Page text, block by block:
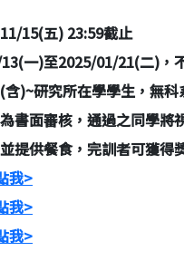
15(五) 23:59截止
一)至2025/01/21(二)，
)~研究所在學學生，無
書面審核，通過之同學
提供餐食，完訓者可獲得
我>
我>
我>